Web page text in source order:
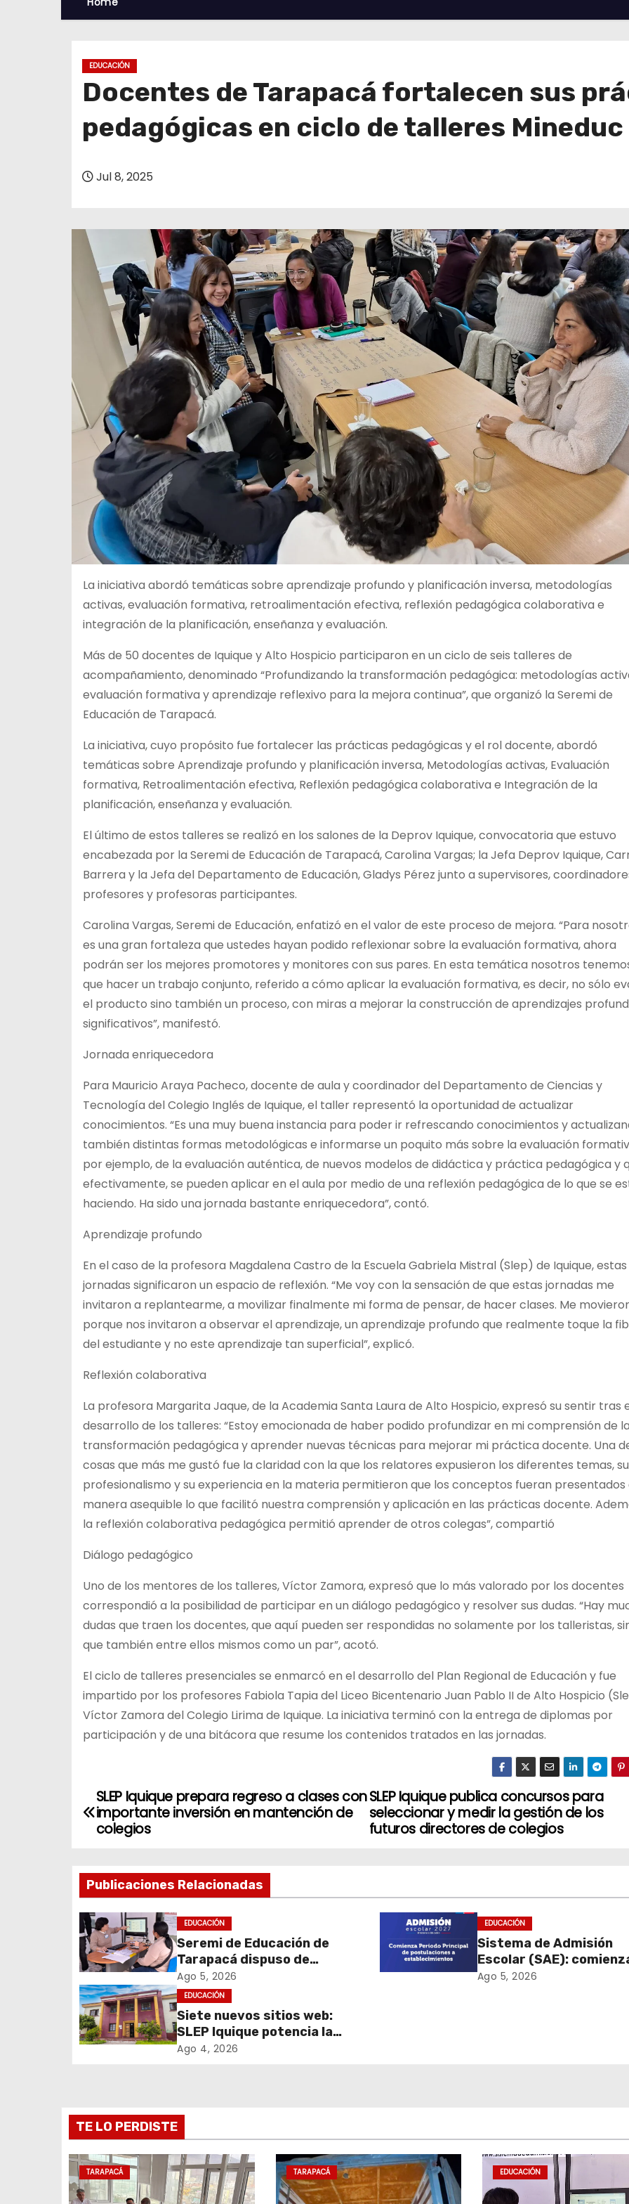
EDUCACIÓN
Docentes de Tarapacá fortalecen sus
pedagógicas en ciclo de talleres Mineduc
Jul 8, 2025
La iniciativa abordó temáticas sobre aprendizaje profundo y planificación inversa, metodologías
activas, evaluación formativa, retroalimentación efectiva, reflexión pedagógica colaborativa e
integración de la planificación, enseñanza y evaluación.
Más de 50 docentes de Iquique y Alto Hospicio participaron en un ciclo de seis talleres de
acompañamiento, denominado “Profundizando la transformación pedagógica: metodologías
evaluación formativa y aprendizaje reflexivo para la mejora continua”, que organizó la Seremi de
Educación de Tarapacá.
La iniciativa, cuyo propósito fue fortalecer las prácticas pedagógicas y el rol docente, abordó
temáticas sobre Aprendizaje profundo y planificación inversa, Metodologías activas, Evaluación
formativa, Retroalimentación efectiva, Reflexión pedagógica colaborativa e Integración de la
planificación, enseñanza y evaluación.
El último de estos talleres se realizó en los salones de la Deprov Iquique, convocatoria que estuvo
encabezada por la Seremi de Educación de Tarapacá, Carolina Vargas; la Jefa Deprov Iquique,
Barrera y la Jefa del Departamento de Educación, Gladys Pérez junto a supervisores,
profesores y profesoras participantes.
Carolina Vargas, Seremi de Educación, enfatizó en el valor de este proceso de mejora. “Para
es una gran fortaleza que ustedes hayan podido reflexionar sobre la evaluación formativa, ahora
podrán ser los mejores promotores y monitores con sus pares. En esta temática nosotros
que hacer un trabajo conjunto, referido a cómo aplicar la evaluación formativa, es decir, no sólo
el producto sino también un proceso, con miras a mejorar la construcción de aprendizajes
significativos”, manifestó.
Jornada enriquecedora
Para Mauricio Araya Pacheco, docente de aula y coordinador del Departamento de Ciencias y
Tecnología del Colegio Inglés de Iquique, el taller representó la oportunidad de actualizar
conocimientos. “Es una muy buena instancia para poder ir refrescando conocimientos y
también distintas formas metodológicas e informarse un poquito más sobre la evaluación
por ejemplo, de la evaluación auténtica, de nuevos modelos de didáctica y práctica pedagógica y
efectivamente, se pueden aplicar en el aula por medio de una reflexión pedagógica de lo que se
haciendo. Ha sido una jornada bastante enriquecedora”, contó.
Aprendizaje profundo
En el caso de la profesora Magdalena Castro de la Escuela Gabriela Mistral (Slep) de Iquique, estas
jornadas significaron un espacio de reflexión. “Me voy con la sensación de que estas jornadas me
invitaron a replantearme, a movilizar finalmente mi forma de pensar, de hacer clases. Me
porque nos invitaron a observar el aprendizaje, un aprendizaje profundo que realmente toque la
del estudiante y no este aprendizaje tan superficial”, explicó.
Reflexión colaborativa
La profesora Margarita Jaque, de la Academia Santa Laura de Alto Hospicio, expresó su sentir tras
desarrollo de los talleres: “Estoy emocionada de haber podido profundizar en mi comprensión de la
transformación pedagógica y aprender nuevas técnicas para mejorar mi práctica docente. Una
cosas que más me gustó fue la claridad con la que los relatores expusieron los diferentes temas, su
profesionalismo y su experiencia en la materia permitieron que los conceptos fueran presentados
manera asequible lo que facilitó nuestra comprensión y aplicación en las prácticas docente.
la reflexión colaborativa pedagógica permitió aprender de otros colegas”, compartió
Diálogo pedagógico
Uno de los mentores de los talleres, Víctor Zamora, expresó que lo más valorado por los docentes
correspondió a la posibilidad de participar en un diálogo pedagógico y resolver sus dudas. “Hay
dudas que traen los docentes, que aquí pueden ser respondidas no solamente por los talleristas,
que también entre ellos mismos como un par”, acotó.
El ciclo de talleres presenciales se enmarcó en el desarrollo del Plan Regional de Educación y fue
impartido por los profesores Fabiola Tapia del Liceo Bicentenario Juan Pablo II de Alto Hospicio
Víctor Zamora del Colegio Lirima de Iquique. La iniciativa terminó con la entrega de diplomas por
participación y de una bitácora que resume los contenidos tratados en las jornadas.
N
e
g
a
c
i
ó
e
e
n
SLEP Iquique publica concursos para
seleccionar y medir la gestión de los
futuros directores de colegios
SLEP Iquique prepara regreso a clases con
importante inversión en mantención de
colegios
Publicaciones Relacionadas
EDUCACIÓN
Seremi de Educación de
Tarapacá dispuso de
facilitadores para apoyar
proceso de Admisión
Escolar 2027
Ago 5, 2026
EDUCACIÓN
Sistema de Admisión
Escolar (SAE):
las postulaciones a
Ago 5, 2026
EDUCACIÓN
Siete nuevos sitios web:
SLEP Iquique potencia la
presencia digital de sus
Ago 4, 2026
TE LO PERDISTE
TARAPACÁ TARAPACÁ EDUCACIÓN